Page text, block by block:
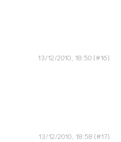
13/12/2010, 18:50
13/12/2010, 18:58